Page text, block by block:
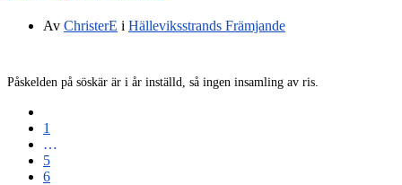
Av ChristerE i Hälleviksstrands Främjande
Påskelden på söskär är i år inställd, så ingen insamling av ris
1
…
5
6